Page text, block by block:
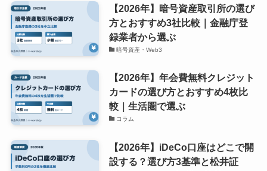
【2026年】暗号資産取引所の選び
方とおすすめ3社比較｜金融庁登
録業者から選ぶ
暗号資産・Web3
【2026年】年会費無料クレジット
カードの選び方とおすすめ4枚比
較｜生活圏で選ぶ
コラム
【2026年】iDeCo口座はどこで開
設する？選び方3基準と松井証